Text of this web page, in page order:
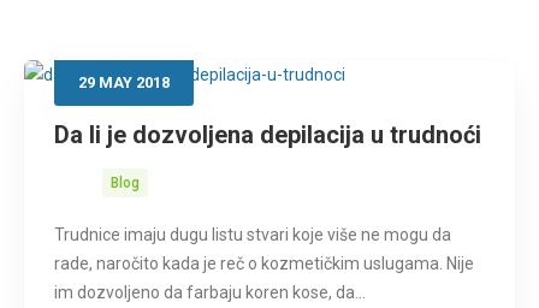
29 MAY 2018
Da li je dozvoljena depilacija u trudnoći
Blog
Trudnice imaju dugu listu stvari koje više ne mogu da
rade, naročito kada je reč o kozmetičkim uslugama. Nije
im dozvoljeno da farbaju koren kose, da…